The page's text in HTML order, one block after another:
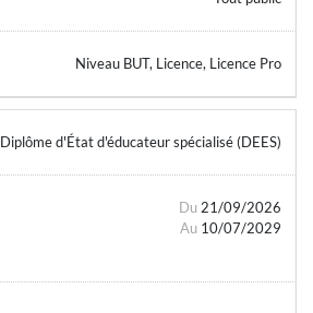
Niveau BUT, Licence, Licence Pro
Diplôme d'État d'éducateur spécialisé (DEES)
Du 21/09/2026
Au 10/07/2029